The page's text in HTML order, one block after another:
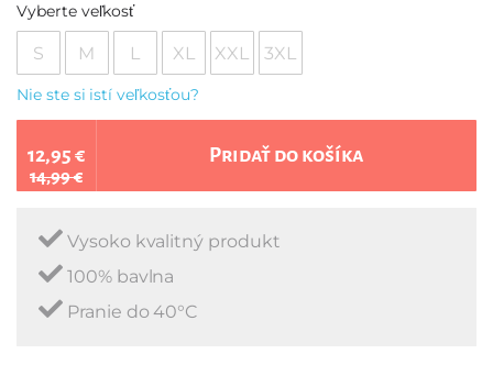
Vyberte veľkosť
S M L XL XXL 3XL
Nie ste si istí veľkosťou?
12,95 €
14,99 €
Pridať do košíka
Vysoko kvalitný produkt
100% bavlna
Pranie do 40°C